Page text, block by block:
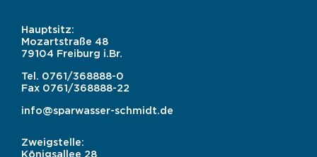
Hauptsitz:
Mozartstraße 48
79104 Freiburg i.Br.
Tel. 0761/368888-0
Fax 0761/368888-22
info@sparwasser-schmidt.de
Zweigstelle:
Königsallee 28